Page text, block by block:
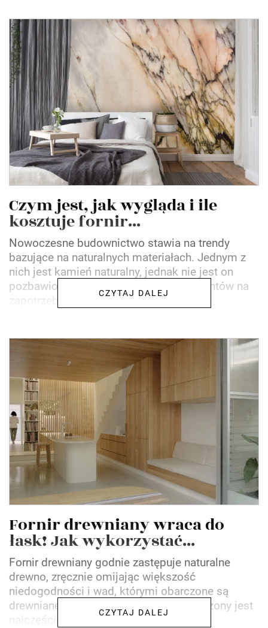
Czym jest, jak wygląda i ile
kosztuje fornir...
Nowoczesne budownictwo stawia na trendy
bazujące na naturalnych materiałach. Jednym z
nich jest kamień naturalny, jednak nie jest on
pozbawiony wad. Odpowiedzią projektantów na
zapotrzebowanie i...
CZYTAJ DALEJ
Fornir drewniany wraca do
łask! Jak wykorzystać...
Fornir drewniany godnie zastępuje naturalne
drewno, zręcznie omijając większość
niedogodności i wad, którymi obarczone są
drewniane deski. Fornir drewniany kojarzony jest
najczęściej z meblami,...
CZYTAJ DALEJ